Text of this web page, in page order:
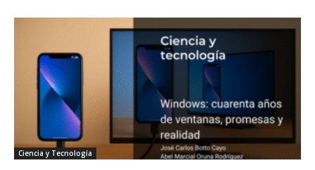
Ciencia y Tecnología